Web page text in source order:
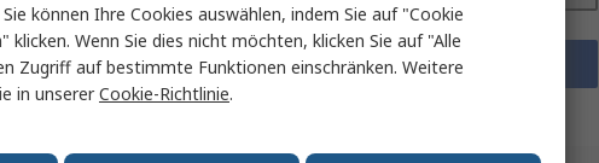
RS Best.-Nr.120-143
Herst. Teile-Nr.1207659
Hinzufügen
können Ihre Cookies auswählen, indem Sie auf "Cookie
klicken. Wenn Sie dies nicht möchten, klicken Sie auf "Alle
Zugriff auf bestimmte Funktionen einschränken. Weitere
in unsererCookie-Richtlinie.